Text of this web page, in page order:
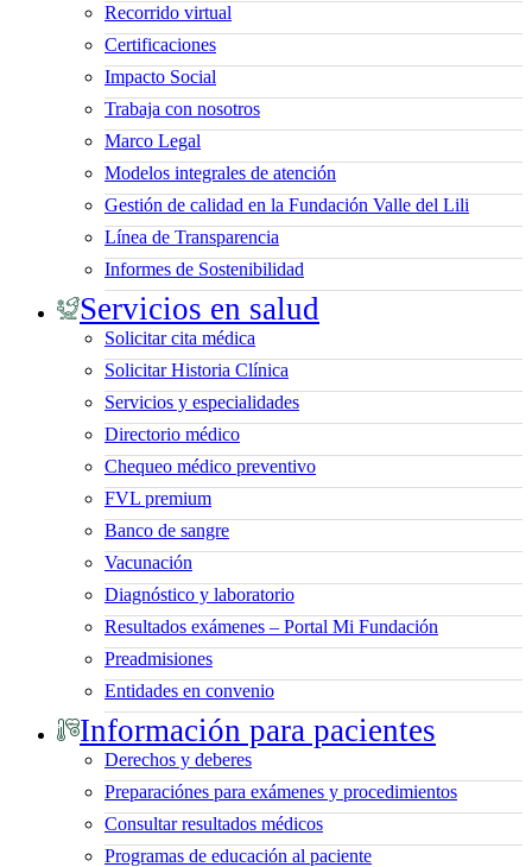
Recorrido virtual
Certificaciones
Impacto Social
Trabaja con nosotros
Marco Legal
Modelos integrales de atención
Gestión de calidad en la Fundación Valle del Lili
Línea de Transparencia
Informes de Sostenibilidad
Servicios en salud
Solicitar cita médica
Solicitar Historia Clínica
Servicios y especialidades
Directorio médico
Chequeo médico preventivo
FVL premium
Banco de sangre
Vacunación
Diagnóstico y laboratorio
Resultados exámenes – Portal Mi Fundación
Preadmisiones
Entidades en convenio
Información para pacientes
Derechos y deberes
Preparaciónes para exámenes y procedimientos
Consultar resultados médicos
Programas de educación al paciente